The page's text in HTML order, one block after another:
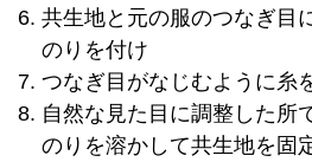
共生地と元の服のつなぎ目
のりを付け
つなぎ目がなじむように糸
自然な見た目に調整した所
のりを溶かして共生地を固